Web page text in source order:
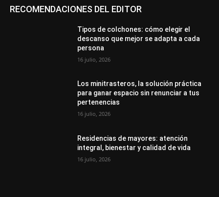
RECOMENDACIONES DEL EDITOR
Tipos de colchones: cómo elegir el
descanso que mejor se adapta a cada
persona
16 julio, 2026
Los minitrasteros, la solución práctica
para ganar espacio sin renunciar a tus
pertenencias
16 julio, 2026
Residencias de mayores: atención
integral, bienestar y calidad de vida
16 julio, 2026